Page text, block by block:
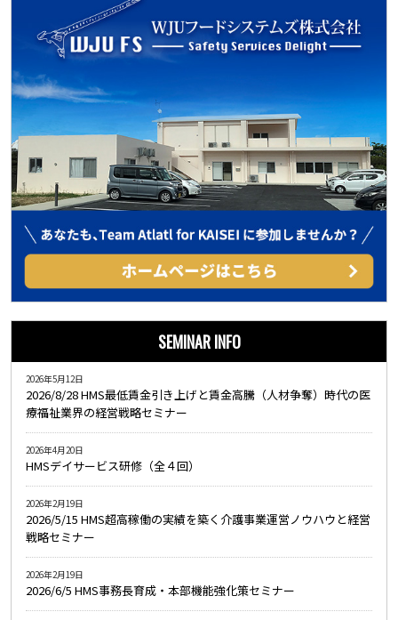
SEMINAR INFO
2026/8/28 HMS最低賃金引き上げと賃金高騰（人材争奪）時代の医
療福祉業界の経営戦略セミナー
2026年5月12日
HMSデイサービス研修（全４回）
2026年4月20日
2026/5/15 HMS超高稼働の実績を築く介護事業運営ノウハウと経営
戦略セミナー
2026年2月19日
2026/6/5 HMS事務長育成・本部機能強化策セミナー
2026年2月19日